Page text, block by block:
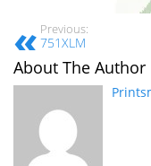
Previous:
751XLM
About The Author